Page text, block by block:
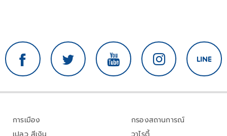
การเมือง
กรองสถานการณ์